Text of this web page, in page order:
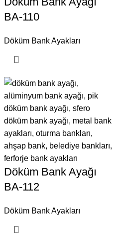
BA-110
Döküm Bank Ayakları
Döküm Bank Ayağı
BA-112
Döküm Bank Ayakları